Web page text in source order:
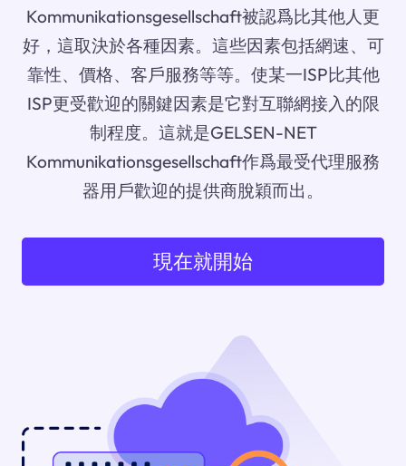
Kommunikationsgesellschaft被認爲比其他人更
好，這取決於各種因素。這些因素包括網速、可
靠性、價格、客戶服務等等。使某一ISP比其他
ISP更受歡迎的關鍵因素是它對互聯網接入的限
制程度。這就是GELSEN-NET
Kommunikationsgesellschaft作爲最受代理服務
器用戶歡迎的提供商脫穎而出。
現在就開始